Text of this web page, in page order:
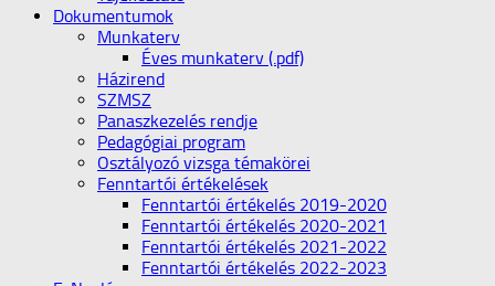
Dokumentumok
Munkaterv
Éves munkaterv (.pdf)
Házirend
SZMSZ
Panaszkezelés rendje
Pedagógiai program
Osztályozó vizsga témakörei
Fenntartói értékelések
Fenntartói értékelés 2019-2020
Fenntartói értékelés 2020-2021
Fenntartói értékelés 2021-2022
Fenntartói értékelés 2022-2023